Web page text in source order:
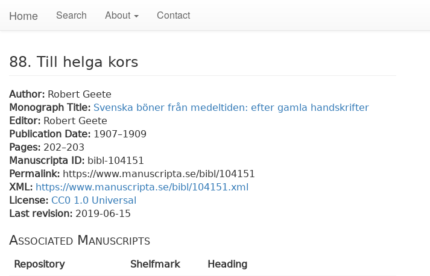
Home Search About Contact
88. Till helga kors
Author: Robert Geete
Monograph Title: Svenska böner från medeltiden: efter gamla handskrifter
Editor: Robert Geete
Publication Date: 1907–1909
Pages: 202–203
Manuscripta ID: bibl-104151
Permalink: https://www.manuscripta.se/bibl/104151
XML: https://www.manuscripta.se/bibl/104151.xml
License: CC0 1.0 Universal
Last revision: 2019-06-15
Associated Manuscripts
Repository Shelfmark Heading